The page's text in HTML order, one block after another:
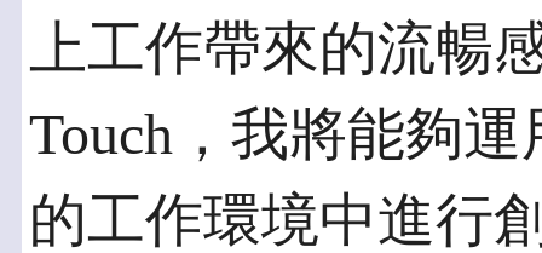
上工作帶來的流暢
Touch，我將能夠
的工作環境中進行